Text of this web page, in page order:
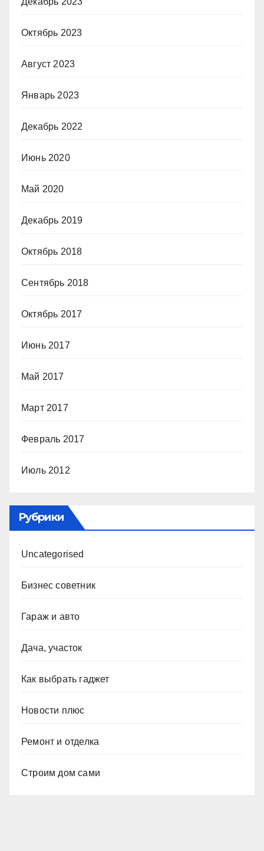
Октябрь 2023
Август 2023
Январь 2023
Декабрь 2022
Июнь 2020
Май 2020
Декабрь 2019
Октябрь 2018
Сентябрь 2018
Октябрь 2017
Июнь 2017
Май 2017
Март 2017
Февраль 2017
Июль 2012
Рубрики
Uncategorised
Бизнес советник
Гараж и авто
Дача, участок
Как выбрать гаджет
Новости плюс
Ремонт и отделка
Строим дом сами